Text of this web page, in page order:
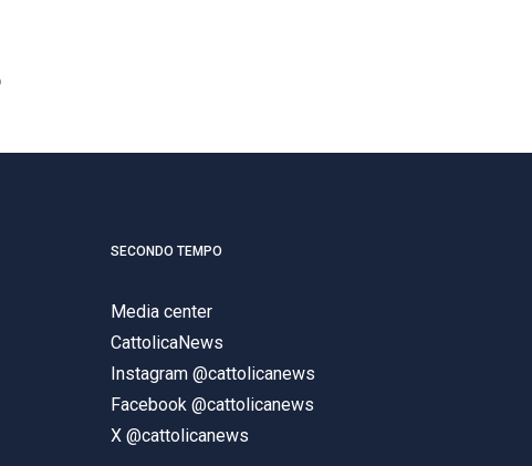
SECONDO TEMPO
Media center
CattolicaNews
Instagram @cattolicanews
Facebook @cattolicanews
X @cattolicanews